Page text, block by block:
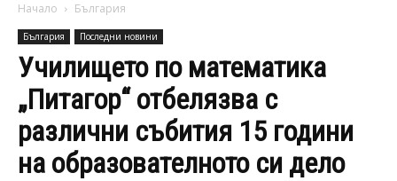
Начало България
България Последни новини
Училището по математика
„Питагор“ отбелязва с
различни събития 15 години
на образователното си дело